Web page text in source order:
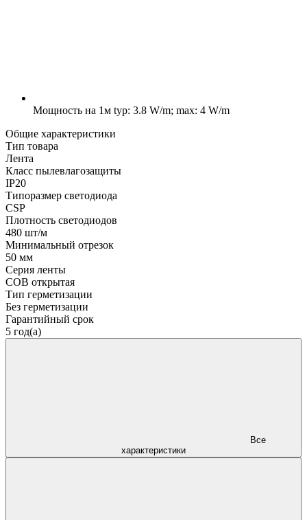
Мощность на 1м typ: 3.8 W/m; max: 4 W/m
Общие характеристики
Тип товара
Лента
Класс пылевлагозащиты
IP20
Типоразмер светодиода
CSP
Плотность светодиодов
480 шт/м
Минимальный отрезок
50 мм
Серия ленты
COB открытая
Тип герметизации
Без герметизации
Гарантийный срок
5 год(а)
характеристики